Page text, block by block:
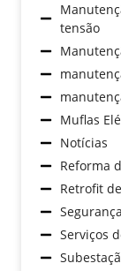
tensão
Muflas
Notícias
Reforma
Retrofit
Segurança
Serviços